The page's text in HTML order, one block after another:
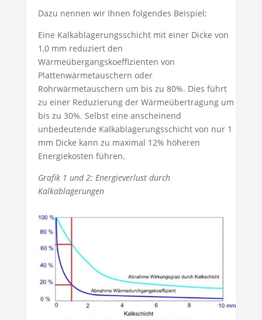
Dazu nennen wir Ihnen folgendes Beispiel:
Eine Kalkablagerungsschicht mit einer Dicke von
1,0 mm reduziert den
Wärmeübergangskoeffizienten von
Plattenwärmetauschern oder
Rohrwärmetauschern um bis zu 80%. Dies führt
zu einer Reduzierung der Wärmeübertragung um
bis zu 30%. Selbst eine anscheinend
unbedeutende Kalkablagerungsschicht von nur 1
mm Dicke kann zu maximal 12% höheren
Energiekosten führen.
Grafik 1 und 2: Energieverlust durch
Kalkablagerungen